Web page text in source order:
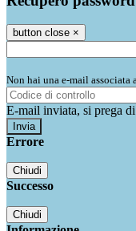
button close ×
Non hai una e-mail associata
E-mail inviata, si prega
Errore
Chiudi
Successo
Chiudi